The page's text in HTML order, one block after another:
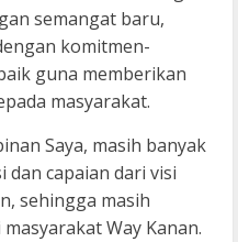
semangat baru,
komitmen-
guna memberikan
masyarakat.
Saya, masih banyak
capaian dari visi
sehingga masih
Way Kanan.